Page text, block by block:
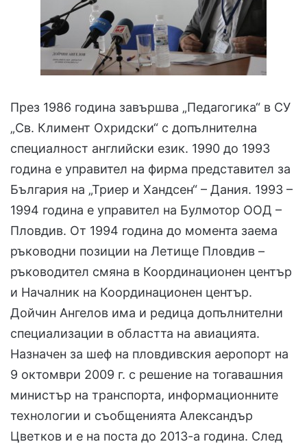
През 1986 година завършва „Педагогика“ в СУ
„Св. Климент Охридски“ с допълнителна
специалност английски език. 1990 до 1993
година е управител на фирма представител за
България на „Триер и Хандсен“ – Дания. 1993 –
1994 година е управител на Булмотор ООД –
Пловдив. От 1994 година до момента заема
ръководни позиции на Летище Пловдив –
ръководител смяна в Координационен център
и Началник на Координационен център.
Дойчин Ангелов има и редица допълнителни
специализации в областта на авиацията.
Назначен за шеф на пловдивския аеропорт на
9 октомври 2009 г. с решение на тогавашния
министър на транспорта, информационните
технологии и съобщенията Александър
Цветков и е на поста до 2013-а година. След